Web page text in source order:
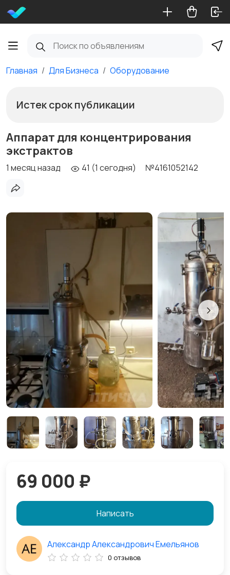
Главная Для Бизнеса Оборудование
Истек срок публикации
Аппарат для концентрирования
экстрактов
1 месяц назад 41 (1 сегодня) №4161052142
69 000 ₽
Написать
Александр Александрович Емельянов
0 отзывов